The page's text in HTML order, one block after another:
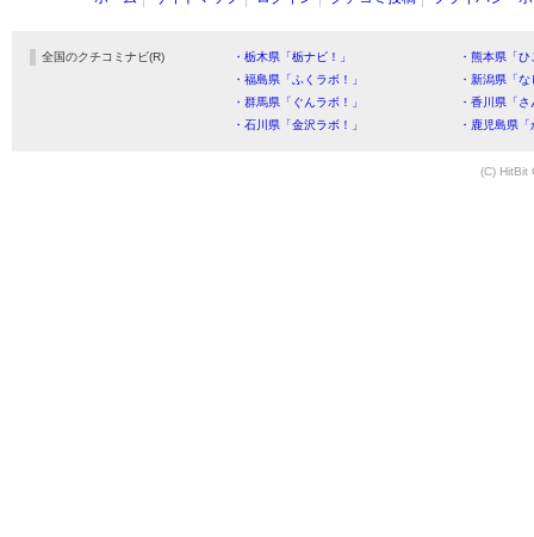
全国のクチコミナビ(R) ・栃木県「栃ナビ！」
・熊本県「
・福島県「ふくラボ！」
・新潟県「
・群馬県「ぐんラボ！」
・香川県「
・石川県「金沢ラボ！」
・鹿児島県
(C) HitBit